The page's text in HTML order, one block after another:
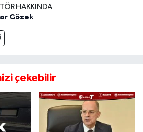
HAKKINDA
Gözek
çekebilir